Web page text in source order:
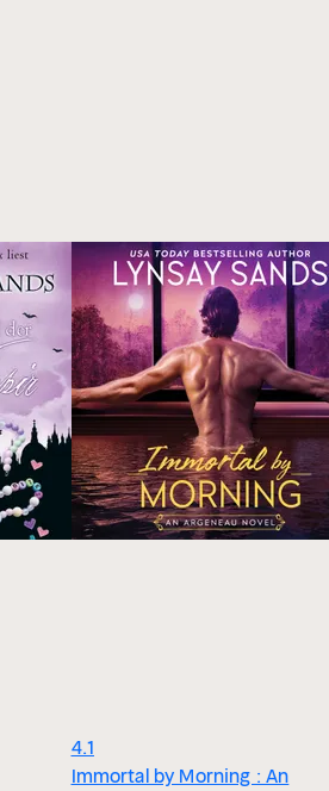
4.1
Immortal by Morning : An